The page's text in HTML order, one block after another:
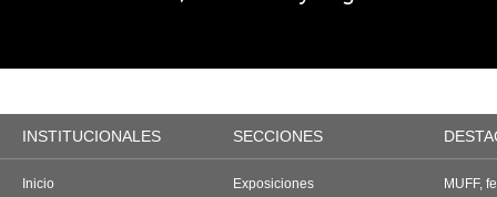
INSTITUCIONALES SECCIONES
Inicio
Exposiciones
MUFF,